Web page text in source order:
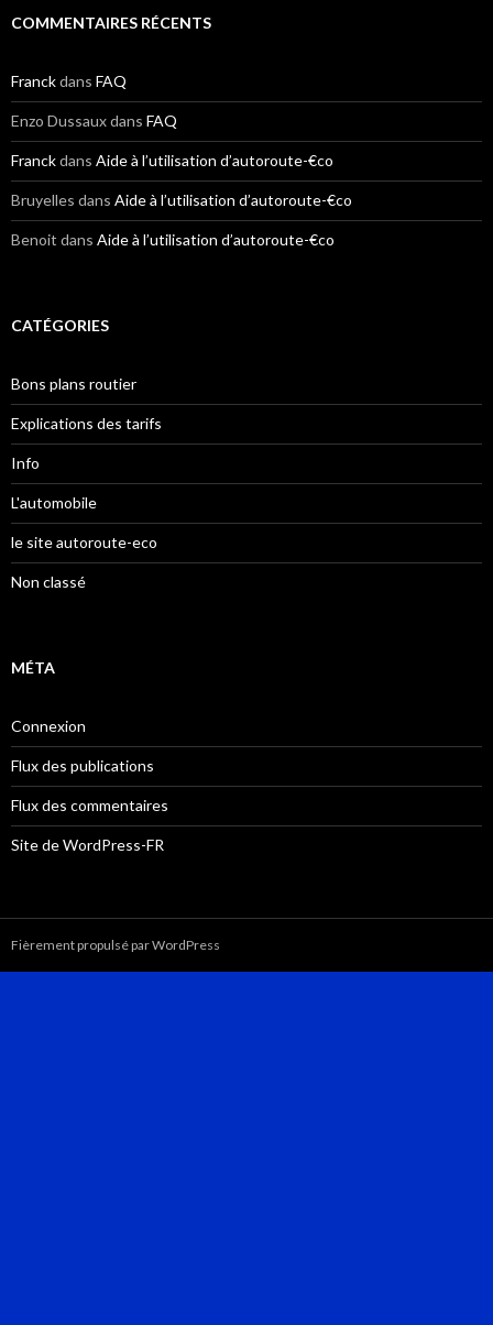
COMMENTAIRES RÉCENTS
Franckdans FAQ
Enzo Dussauxdans FAQ
Franckdans Aide à l’utilisation d’autoroute-€co
Bruyelles dans Aide à l’utilisation d’autoroute-€co
Benoit dans Aide à l’utilisation d’autoroute-€co
CATÉGORIES
Bons plans routier
Explications des tarifs
Info
L'automobile
le site autoroute-eco
Non classé
MÉTA
Connexion
Flux des publications
Flux des commentaires
Site de WordPress-FR
Fièrement propulsé par WordPress